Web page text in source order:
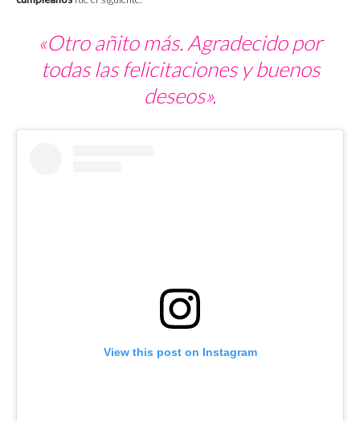
«Otro añito más. Agradecido por
todas las felicitaciones y buenos
deseos».
View this post on Instagram